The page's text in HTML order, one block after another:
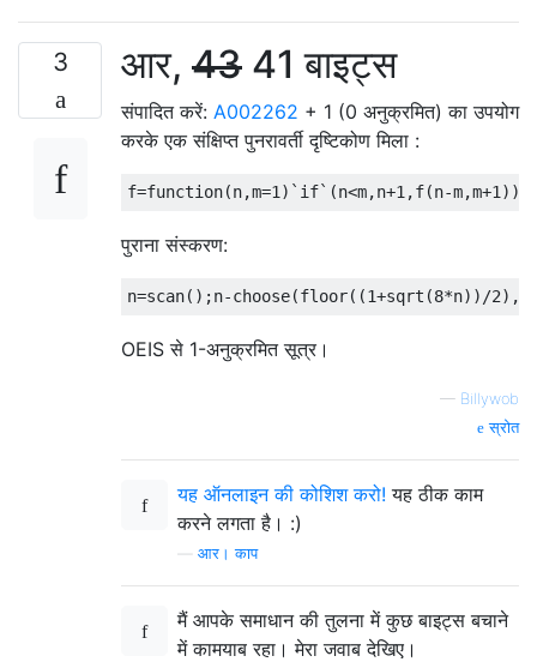
3 आर, 43 41 बाइट्स
संपादित करें: A002262 + 1 (0 अनुक्रमित) का उपयोग
करके एक संक्षिप्त पुनरावर्ती दृष्टिकोण मिला :
पुराना संस्करण:
OEIS से 1-अनुक्रमित सूत्र।
— Billywob
स्रोत
यह ऑनलाइन की कोशिश करो!यह ठीक काम
करने लगता है। :)
आर। काप
मैं आपके समाधान की तुलना में कुछ बाइट्स बचाने
में कामयाब रहा। मेरा जवाब देखिए।